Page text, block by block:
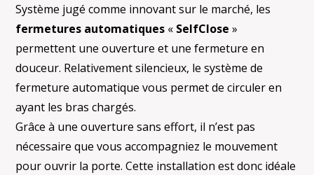
Système jugé comme innovant sur le marché, les
fermetures automatiques « SelfClose »
permettent une ouverture et une fermeture en
douceur. Relativement silencieux, le système de
fermeture automatique vous permet de circuler en
ayant les bras chargés.
Grâce à une ouverture sans effort, il n’est pas
nécessaire que vous accompagniez le mouvement
pour ouvrir la porte. Cette installation est donc idéale